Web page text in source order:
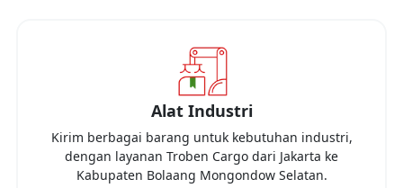
Alat Industri
Kirim berbagai barang untuk kebutuhan industri,
dengan layanan Troben Cargo dari Jakarta ke
Kabupaten Bolaang Mongondow Selatan.